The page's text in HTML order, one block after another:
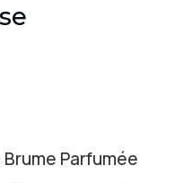
Parfumée